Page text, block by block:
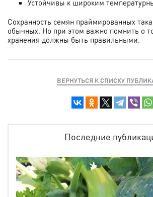
Устойчивы к широким
Сохранность семян праймированных
обычных. Но при этом важно помнить о
хранения должны быть правильными.
ВЕРНУТЬСЯ К СПИСКУ
Последние